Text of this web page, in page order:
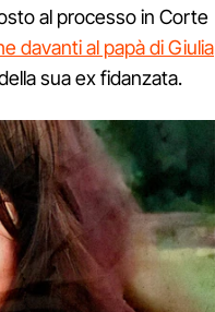
al processo in Corte
davanti al papà di Giulia
sua ex fidanzata.